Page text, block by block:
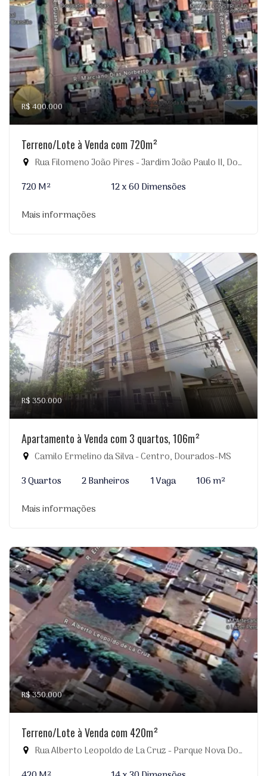
R$ 400.000
Terreno/Lote à Venda com 720m²
Rua Filomeno João Pires - Jardim João Paulo II, Dourados-MS
720 M²
12 x 60 Dimensões
Mais informações
R$ 350.000
Apartamento à Venda com 3 quartos, 106m²
Camilo Ermelino da Silva - Centro, Dourados-MS
3 Quartos
2 Banheiros 1 Vaga
106 m²
Mais informações
R$ 350.000
Terreno/Lote à Venda com 420m²
Rua Alberto Leopoldo de La Cruz - Parque Nova Dourados, Dourados-MS